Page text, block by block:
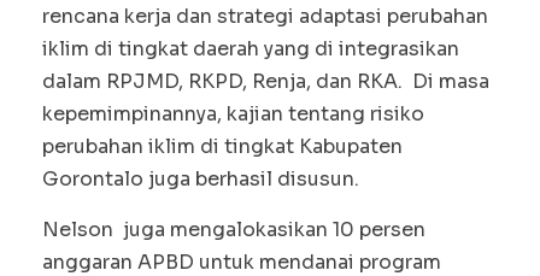
rencana kerja dan strategi adaptasi perubahan
iklim di tingkat daerah yang di integrasikan
dalam RPJMD, RKPD, Renja, dan RKA. Di masa
kepemimpinannya, kajian tentang risiko
perubahan iklim di tingkat Kabupaten
Gorontalo juga berhasil disusun.
Nelson juga mengalokasikan 10 persen
anggaran APBD untuk mendanai program